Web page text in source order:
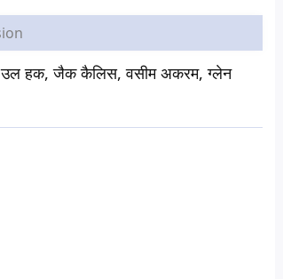
उल हक, जैक कैलिस, वसीम अकरम, ग्लेन